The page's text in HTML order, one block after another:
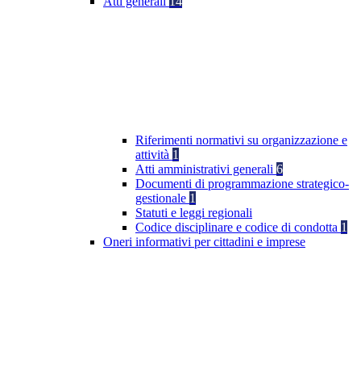
Riferimenti normativi su organizzazione e
attività 1
Atti amministrativi generali 6
Documenti di programmazione strategico-
gestionale 1
Statuti e leggi regionali
Codice disciplinare e codice di condotta 1
Oneri informativi per cittadini e imprese